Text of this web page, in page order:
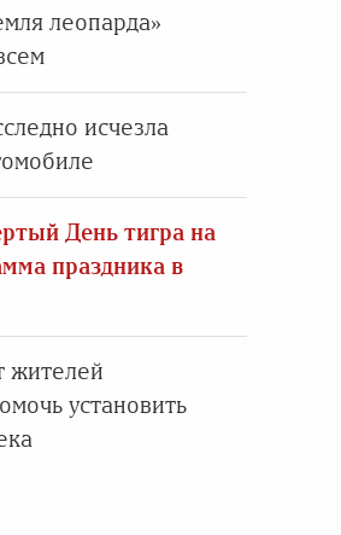
леопарда»
исчезла
День тигра на
праздника в
жителей
установить